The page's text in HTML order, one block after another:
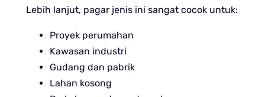
Lebih lanjut, pagar jenis ini sangat cocok untuk:
Proyek perumahan
Kawasan industri
Gudang dan pabrik
Lahan kosong